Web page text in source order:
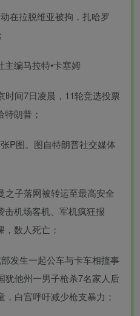
在拉脱维亚被拘，扎哈罗
编马拉特•卡塞姆
时间7日凌晨，11轮竞选投票
朗普；
P图。图自特朗普社交媒体
之子落网被转运至最高安全
击机场客机、军机疯狂报
数人死亡；
发生一起公车与卡车相撞事
犹他州一男子枪杀7名家人后
白宫呼吁减少枪支暴力；